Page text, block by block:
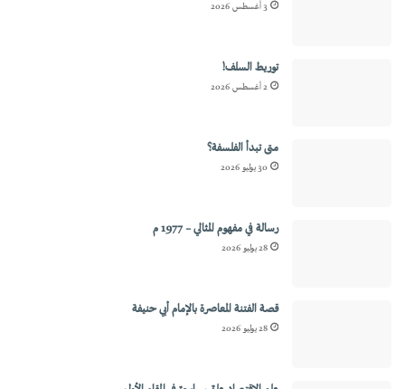
3 أغسطس 2026
توريط السلف!
2 أغسطس 2026
متى تبدأ الفلسفة؟
30 يوليو 2026
رسالة في مفهوم المثالي – 1977 م
28 يوليو 2026
قصة الفتنة المعاصرة بالإمام أبي حنيفة
28 يوليو 2026